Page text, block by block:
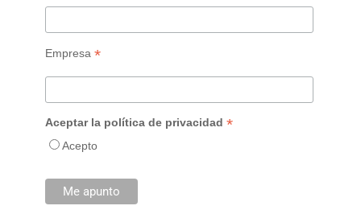
Empresa *
Aceptar la política de privacidad *
Acepto